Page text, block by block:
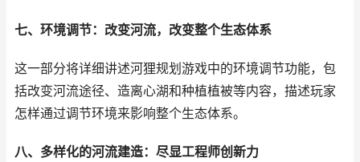
七、环境调节：改变河流，改变整个生态体系
这一部分将详细讲述河狸规划游戏中的环境调节功能，包
括改变河流途径、造离心湖和种植植被等内容，描述玩家
怎样通过调节环境来影响整个生态体系。
八、多样化的河流建造：尽显工程师创新力